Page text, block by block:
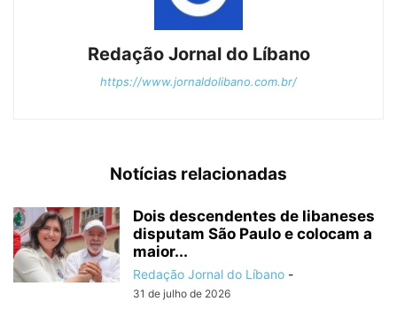
Redação Jornal do Líbano
https://www.jornaldolibano.com.br/
Notícias relacionadas
Dois descendentes de libaneses
disputam São Paulo e colocam a
maior...
Redação Jornal do Líbano -
31 de julho de 2026